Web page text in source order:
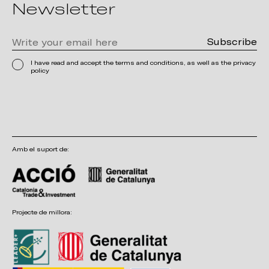
Newsletter
I have read and accept the terms and conditions, as well as the privacy
policy
Amb el suport de:
Projecte de millora: